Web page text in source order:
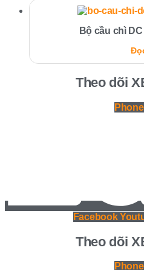
Bộ cầu chì
Theo dõi
Facebook
Theo dõi